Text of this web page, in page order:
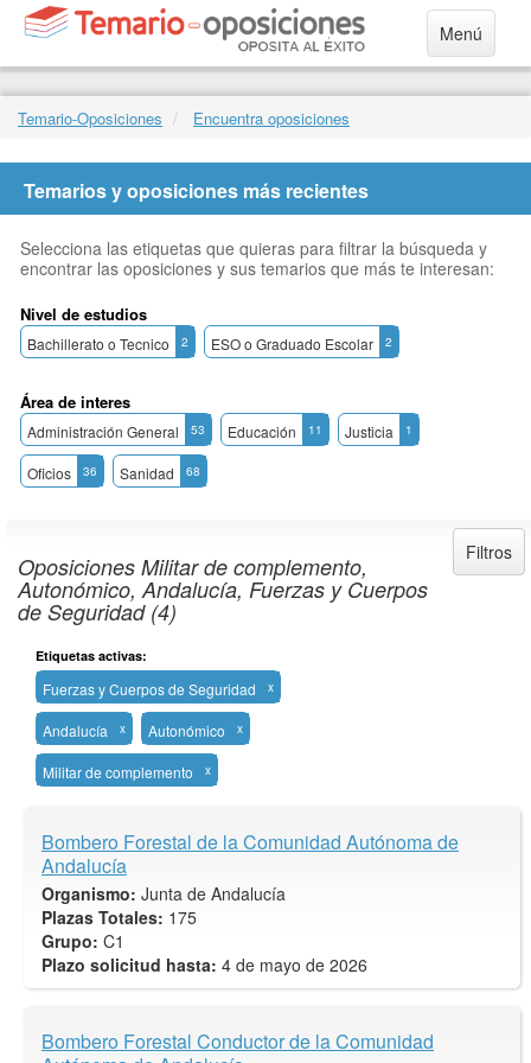
Menú
Temario-Oposiciones Encuentra oposiciones
Temarios y oposiciones más recientes
Selecciona las etiquetas que quieras para filtrar la búsqueda y
encontrar las oposiciones y sus temarios que más te interesan:
Nivel de estudios
Bachillerato o Tecnico 2 ESO o Graduado Escolar 2
Área de interes
Administración General 53 Educación 11 Justicia 1
Oficios 36 Sanidad 68
Oposiciones Militar de complemento,
Autonómico, Andalucía, Fuerzas y Cuerpos
de Seguridad (4)
Filtros
Etiquetas activas:
Fuerzas y Cuerpos de Seguridad x
Andalucía x Autonómico x
Militar de complemento x
Bombero Forestal de la Comunidad Autónoma de
Andalucía
Organismo: Junta de Andalucía
Plazas Totales: 175
Grupo: C1
Plazo solicitud hasta: 4 de mayo de 2026
Bombero Forestal Conductor de la Comunidad